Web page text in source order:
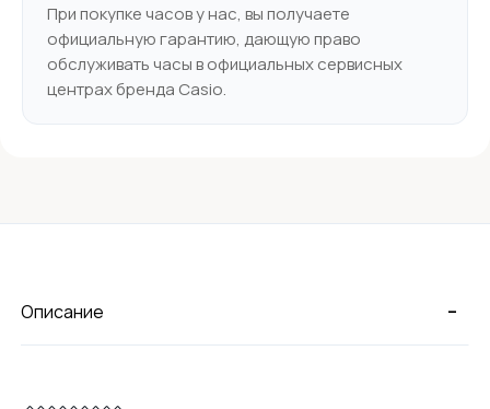
При покупке часов у нас, вы получаете
официальную гарантию, дающую право
обслуживать часы в официальных сервисных
центрах бренда Casio.
-
Описание